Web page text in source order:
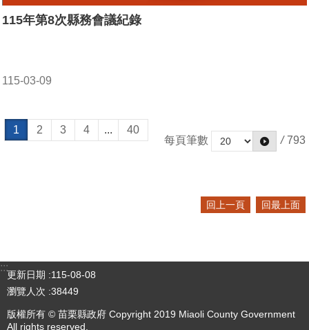
115年第8次縣務會議紀錄
115-03-09
1 2 3 4 ...
40
每頁筆數
/ 793
回上一頁 回最上面
:::
更新日期
115-08-08
瀏覽人次 38449
版權所有 © 苗栗縣政府 Copyright 2019 Miaoli County Government
All rights reserved.